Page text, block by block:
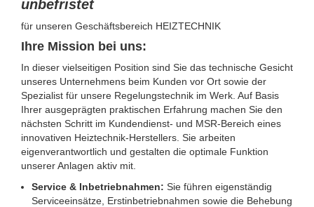
unbefristet
für unseren Geschäftsbereich HEIZTECHNIK
Ihre Mission bei uns:
In dieser vielseitigen Position sind Sie das technische Gesicht
unseres Unternehmens beim Kunden vor Ort sowie der
Spezialist für unsere Regelungstechnik im Werk. Auf Basis
Ihrer ausgeprägten praktischen Erfahrung machen Sie den
nächsten Schritt im Kundendienst- und MSR-Bereich eines
innovativen Heiztechnik-Herstellers. Sie arbeiten
eigenverantwortlich und gestalten die optimale Funktion
unserer Anlagen aktiv mit.
Service & Inbetriebnahmen: Sie führen eigenständig
Serviceeinsätze, Erstinbetriebnahmen sowie die Behebung